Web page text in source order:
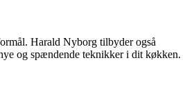
Harald Nyborg tilbyder også
og spændende teknikker i dit køkken.